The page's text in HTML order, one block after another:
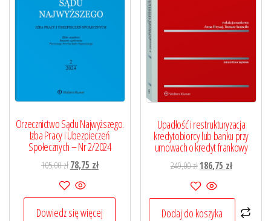
Orzecznictwo Sądu Najwyższego.
Izba Pracy i Ubezpieczeń
Społecznych – Nr 2/2024
105,00złPierwotna
cena
wynosiła:
105,00 zł.
78,75 złAktualna
78,75 zł.
Dowiedz się więcej
Upadłość i restrukturyzacja
kredytobiorcy lub banku przy
umowach o kredyt frankowy
249,00złPierwotna
cena
wynosiła:
249,00 zł.
186,75 złAktualna
186,75 zł.
Dodaj do koszyka